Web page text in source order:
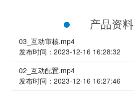
产品资料
03_互动审核.mp4
发布时间：2023-12-16 16:28:32
02_互动配置.mp4
发布时间：2023-12-16 16:27:46